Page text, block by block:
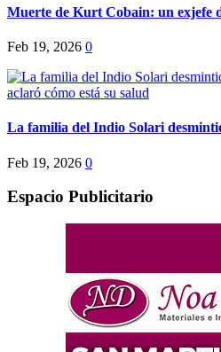
Muerte de Kurt Cobain: un exjefe
Feb 19, 2026 0
La familia del Indio Solari
Feb 19, 2026 0
Espacio Publicitario